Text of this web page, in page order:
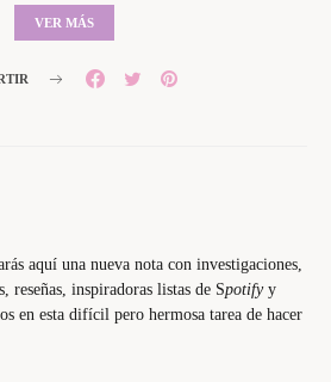
VER MÁS
aquí una nueva nota con investigaciones,
reseñas, inspiradoras listas de Spotify y
en esta difícil pero hermosa tarea de hacer